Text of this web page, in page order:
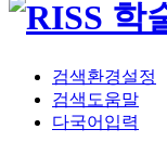
검색환경설정
검색도움말
다국어입력